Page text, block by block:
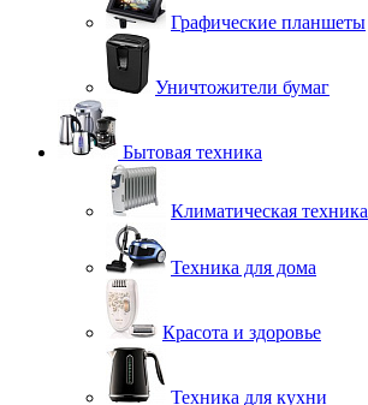
Графические планшеты
Уничтожители бумаг
Бытовая техника
Климатическая техника
Техника для дома
Красота и здоровье
Техника для кухни